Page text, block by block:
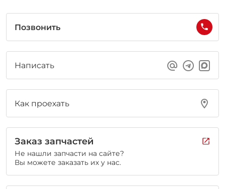
Позвонить
Написать
Как проехать
Заказ запчастей
Не нашли запчасти на сайте?
Вы можете заказать их у нас.